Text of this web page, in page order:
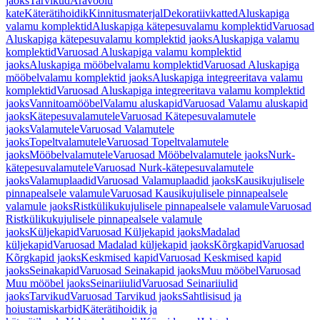
kateKäterätihoidikKinnitusmaterjalDekoratiivkattedAluskapiga
valamu komplektidAluskapiga kätepesuvalamu komplektidVaruosad
Aluskapiga kätepesuvalamu komplektid jaoksAluskapiga valamu
komplektidVaruosad Aluskapiga valamu komplektid
jaoksAluskapiga mööbelvalamu komplektidVaruosad Aluskapiga
mööbelvalamu komplektid jaoksAluskapiga integreeritava valamu
komplektidVaruosad Aluskapiga integreeritava valamu komplektid
jaoksVannitoamööbelValamu aluskapidVaruosad Valamu aluskapid
jaoksKätepesuvalamuteleVaruosad Kätepesuvalamutele
jaoksValamuteleVaruosad Valamutele
jaoksTopeltvalamuteleVaruosad Topeltvalamutele
jaoksMööbelvalamuteleVaruosad Mööbelvalamutele jaoksNurk-
kätepesuvalamuteleVaruosad Nurk-kätepesuvalamutele
jaoksValamuplaadidVaruosad Valamuplaadid jaoksKausikujulisele
pinnapealsele valamuleVaruosad Kausikujulisele pinnapealsele
valamule jaoksRistkülikukujulisele pinnapealsele valamuleVaruosad
Ristkülikukujulisele pinnapealsele valamule
jaoksKüljekapidVaruosad Küljekapid jaoksMadalad
küljekapidVaruosad Madalad küljekapid jaoksKõrgkapidVaruosad
Kõrgkapid jaoksKeskmised kapidVaruosad Keskmised kapid
jaoksSeinakapidVaruosad Seinakapid jaoksMuu mööbelVaruosad
Muu mööbel jaoksSeinariiulidVaruosad Seinariiulid
jaoksTarvikudVaruosad Tarvikud jaoksSahtlisisud ja
hoiustamiskarbidKäterätihoidik ja